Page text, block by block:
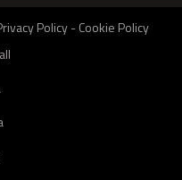
Policy-Cookie Policy